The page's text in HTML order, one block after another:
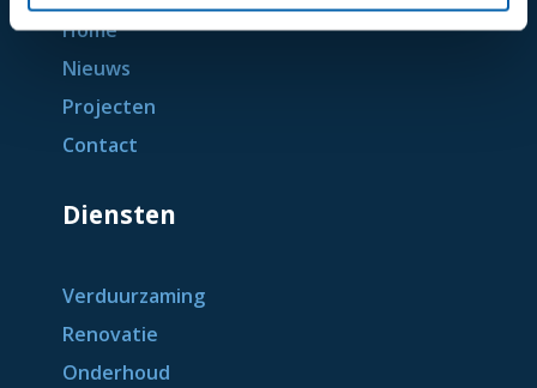
Home
Nieuws
Projecten
Contact
Diensten
Verduurzaming
Renovatie
Onderhoud